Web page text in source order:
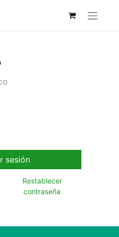
sesión
Restablecer
contraseña